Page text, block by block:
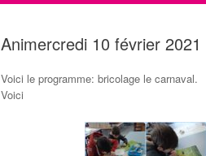
Animercredi 10 février
Voici le programme: bricolage le carnaval.
Voici